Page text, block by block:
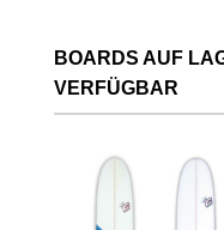
BOARDS AUF
VERFÜGBAR